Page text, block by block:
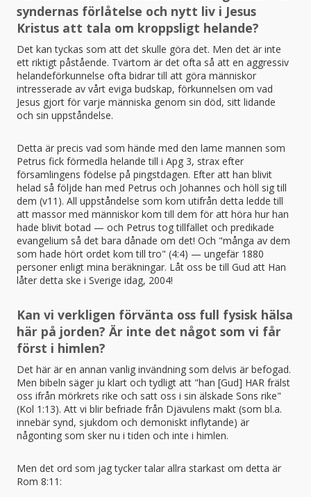
syndernas förlåtelse och nytt liv i Jesus
Kristus att tala om kroppsligt helande?
Det kan tyckas som att det skulle göra det. Men det är inte
ett riktigt påstående. Tvärtom är det ofta så att en aggressiv
helandeförkunnelse ofta bidrar till att göra människor
intresserade av vårt eviga budskap, förkunnelsen om vad
Jesus gjort för varje människa genom sin död, sitt lidande
och sin uppståndelse.
Detta är precis vad som hände med den lame mannen som
Petrus fick förmedla helande till i Apg 3, strax efter
församlingens födelse på pingstdagen. Efter att han blivit
helad så följde han med Petrus och Johannes och höll sig till
dem (v11). All uppståndelse som kom utifrån detta ledde till
att massor med människor kom till dem för att höra hur han
hade blivit botad — och Petrus tog tillfället och predikade
evangelium så det bara dånade om det! Och "många av dem
som hade hört ordet kom till tro" (4:4) — ungefär 1880
personer enligt mina beräkningar. Låt oss be till Gud att Han
låter detta ske i Sverige idag, 2004!
Kan vi verkligen förvänta oss full fysisk hälsa
här på jorden? Är inte det något som vi får
först i himlen?
Det här är en annan vanlig invändning som delvis är befogad.
Men bibeln säger ju klart och tydligt att "han [Gud] HAR frälst
oss ifrån mörkrets rike och satt oss i sin älskade Sons rike"
(Kol 1:13). Att vi blir befriade från Djävulens makt (som bl.a.
innebär synd, sjukdom och demoniskt inflytande) är
någonting som sker nu i tiden och inte i himlen.
Men det ord som jag tycker talar allra starkast om detta är
Rom 8:11: